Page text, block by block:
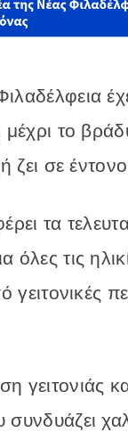
μέχρι το
ζει σε
τα
όλεςτις
γειτονικές
γειτονιάς
συνδυάζει